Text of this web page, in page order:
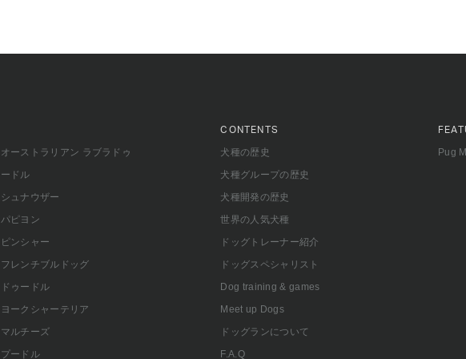
オーストラリアン ラブラドゥ
ードル
シュナウザー
パピヨン
ピンシャー
フレンチブルドッグ
ドゥードル
ヨークシャーテリア
マルチーズ
プードル
CONTENTS
犬種の歴史
犬種グループの歴史
犬種開発の歴史
世界の人気犬種
ドッグトレーナー紹介
ドッグスペシャリスト
Dog training & games
Meet up Dogs
ドッグランについて
F.A.Q
Pug